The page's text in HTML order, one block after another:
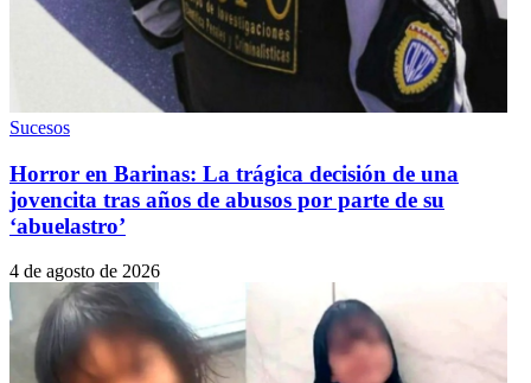
Sucesos
Horror en Barinas: La trágica decisión de una
jovencita tras años de abusos por parte de su
‘abuelastro’
4 de agosto de 2026